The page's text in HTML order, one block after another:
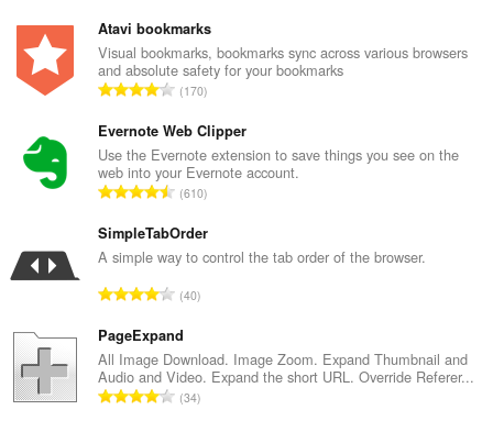
s
z
e
s
r
t
é
k
e
l
é
s
z
á
m
a
Atavi bookmarks
Visual bookmarks, bookmarks sync across various browsers
and absolute safety for your bookmarks
Ö
s
z
e
s
r
t
é
k
e
l
é
s
170
Evernote Web Clipper
Use the Evernote extension to save things you see on the
web into your Evernote account.
Ö
s
z
s
r
t
é
k
610
SimpleTabOrder
A simple way to control the tab order of the browser.
Ö
s
z
e
s
40
PageExpand
All Image Download. Image Zoom. Expand Thumbnail and
Audio and Video. Expand the short URL. Override Referer...
Ö34